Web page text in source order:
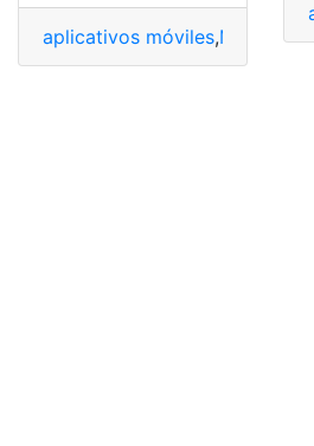
aplicativos móviles,Marcas,